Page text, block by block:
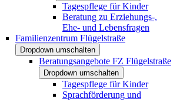
Tagespflege für Kinder
Beratung zu Erziehungs-,
Ehe- und Lebensfragen
Familienzentrum Flügelstraße
Dropdown umschalten
Beratungsangebote FZ Flügelstraße
Dropdown umschalten
Tagespflege für Kinder
Sprachförderung und